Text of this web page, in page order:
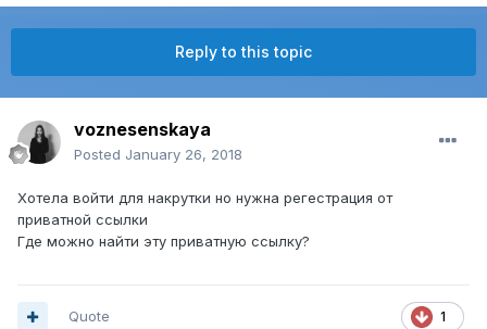
Reply to this topic
voznesenskaya
Posted January 26, 2018
Хотела войти для накрутки но нужна регестрация от
приватной ссылки
Где можно найти эту приватную ссылку?
1
Quote